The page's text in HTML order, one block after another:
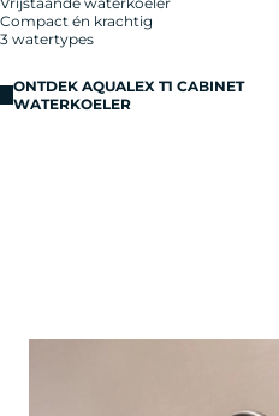
Compact én krachtig
3 watertypes
ONTDEK AQUALEX T1 CABINET
WATERKOELER